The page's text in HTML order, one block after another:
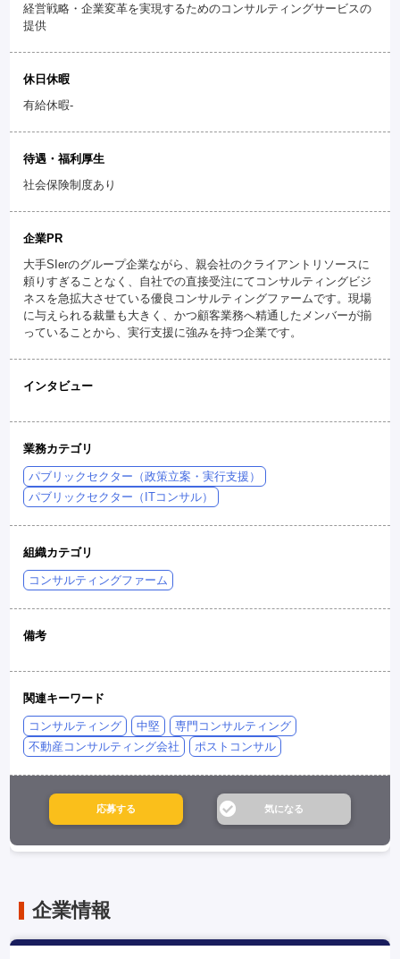
経営戦略・企業変革を実現するためのコンサルティングサービスの
提供
休日休暇
有給休暇-
待遇・福利厚生
社会保険制度あり
企業PR
大手SIerのグループ企業ながら、親会社のクライアントリソースに
頼りすぎることなく、自社での直接受注にてコンサルティングビジ
ネスを急拡大させている優良コンサルティングファームです。現場
に与えられる裁量も大きく、かつ顧客業務へ精通したメンバーが揃
っていることから、実行支援に強みを持つ企業です。
インタビュー
業務カテゴリ
パブリックセクター（政策立案・実行支援）
パブリックセクター（ITコンサル）
組織カテゴリ
コンサルティングファーム
備考
関連キーワード
コンサルティング 中堅
専門コンサルティング
不動産コンサルティング会社
ポストコンサル
企業情報